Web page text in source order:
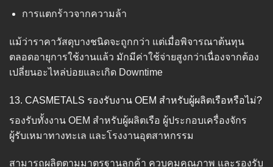
การแตกร้าวจากความล้า
แม้ว่าราคาวัสดุบางชนิดจะถูกกว่า แต่เมื่อพิจารณาต้นทุน
ตลอดอายุการใช้งานแล้ว มักมีค่าใช้จ่ายสูงกว่าเนื่องจากต้อง
เปลี่ยนอะไหล่บ่อยและเกิด Downtime
13. CASMETALS รองรับงาน OEM สำหรับผู้ผลิตเรือหรือไม่?
รองรับทั้งงาน OEM สำหรับผู้ผลิตเรือ ผู้ประกอบเครื่องจักร
ผู้รับเหมาทางทะเล และโรงงานอุตสาหกรรม
สามารถผลิตตามมาตรฐานลูกค้า ควบคุมคุณภาพ และรองรับ